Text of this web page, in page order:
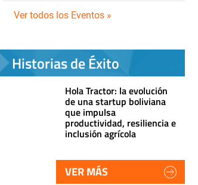
Ver todos los Eventos »
Historias de Éxito
Hola Tractor: la evolución
de una startup boliviana
que impulsa
productividad, resiliencia e
inclusión agrícola
VER MÁS